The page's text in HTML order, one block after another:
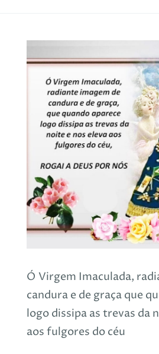
Ó Virgem Imaculada,
candura e de graça que
logo dissipa as trevas da
aos fulgores do céu